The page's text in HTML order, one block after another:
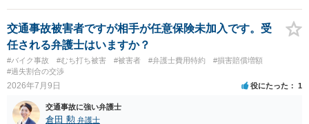
交通事故被害者ですが相手が任意保険未加入です。受
任される弁護士はいますか？
#バイク事故 #むち打ち被害 #被害者 #弁護士費用特約
#損害賠償増額
#過失割合の交渉
2026年7月9日 役にたった 1
交通事故に強い弁護士
倉田 勲 弁護士